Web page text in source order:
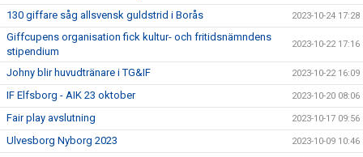
130 giffare såg allsvensk guldstrid i Borås 2023-10-24 17:28
Giffcupens organisation fick kultur- och fritidsnämndens
stipendium
2023-10-22 17:16
Johny blir huvudtränare i TG&IF 2023-10-22 16:09
IF Elfsborg - AIK 23 oktober 2023-10-20 08:06
Fair play avslutning 2023-10-17 09:56
Ulvesborg Nyborg 2023 2023-10-09 10:46